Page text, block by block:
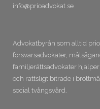
info@prioadvokat.se
Advokatbyrån som alltid
försvarsadvokater,
familjerättsadvokater
och rättsligt biträde i
social tvångsvård.